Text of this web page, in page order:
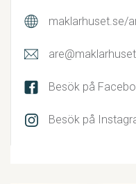
maklarhuset.se/
Besök på
Besök på